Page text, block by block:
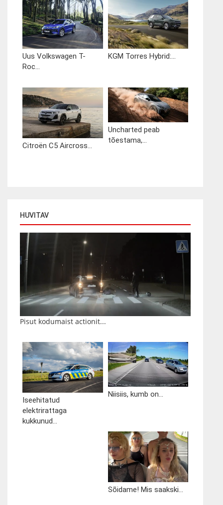
Uus Volkswagen T-
Roc...
KGM Torres Hybrid:...
Citroën C5 Aircross...
Uncharted peab
tõestama,...
HUVITAV
Pisut kodumaist actionit...
Iseehitatud
elektrirattaga
kukkunud...
Niisiis, kumb on...
Sõidame! Mis saakski...